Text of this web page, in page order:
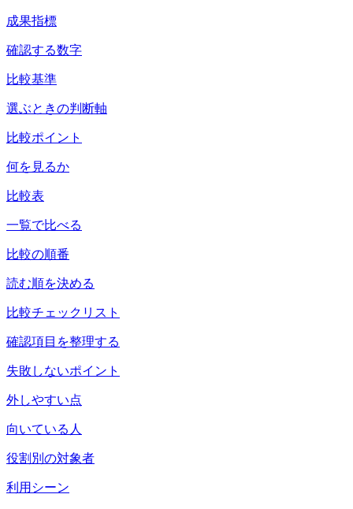
成果指標
確認する数字
比較基準
選ぶときの判断軸
比較ポイント
何を見るか
比較表
一覧で比べる
比較の順番
読む順を決める
比較チェックリスト
確認項目を整理する
失敗しないポイント
外しやすい点
向いている人
役割別の対象者
利用シーン